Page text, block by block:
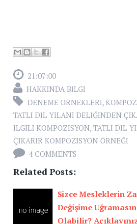
21:07:00
HAKKINDA BILGI
DENEME ÖRNEKLERI,
TATLI DIL YILANI DELIĞINDEN
ILGILI KOMPOZISYON, TATLI DIL
ÇIKARIR KOMPOZISYON ÖRNEĞI
4 COMMENTS
Related Posts:
Sizce Mesleklerin
Değişime
Olabilir?